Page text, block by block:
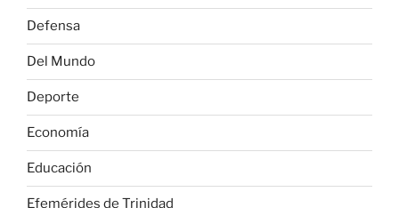
Defensa
Del Mundo
Deporte
Economía
Educación
Efemérides de Trinidad